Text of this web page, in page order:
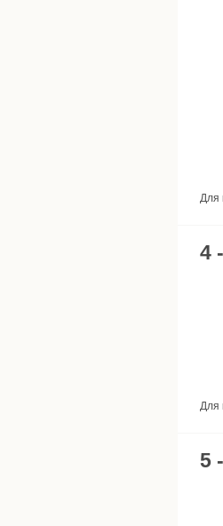
Для
4 -
Для
5 -